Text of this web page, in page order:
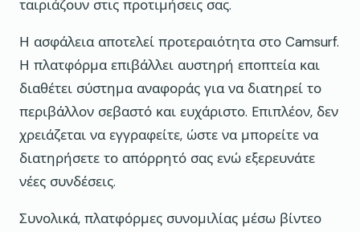
ταιριάζουν στις προτιμήσεις σας.
Η ασφάλεια αποτελεί προτεραιότητα στο Camsurf.
Η πλατφόρμα επιβάλλει αυστηρή εποπτεία και
διαθέτει σύστημα αναφοράς για να διατηρεί το
περιβάλλον σεβαστό και ευχάριστο. Επιπλέον, δεν
χρειάζεται να εγγραφείτε, ώστε να μπορείτε να
διατηρήσετε το απόρρητό σας ενώ εξερευνάτε
νέες συνδέσεις.
Συνολικά, πλατφόρμες συνομιλίας μέσω βίντεο